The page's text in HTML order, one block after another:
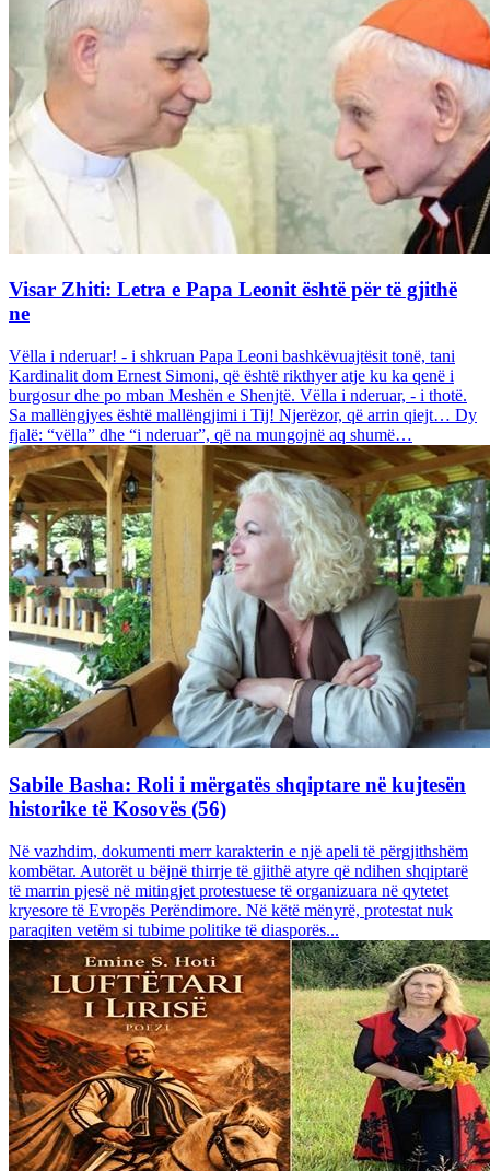
Visar Zhiti: Letra e Papa Leonit është për të gjithë
ne
Vëlla i nderuar! - i shkruan Papa Leoni bashkëvuajtësit tonë, tani
Kardinalit dom Ernest Simoni, që është rikthyer atje ku ka qenë i
burgosur dhe po mban Meshën e Shenjtë. Vëlla i nderuar, - i thotë.
Sa mallëngjyes është mallëngjimi i Tij! Njerëzor, që arrin qiejt… Dy
fjalë: “vëlla” dhe “i nderuar”, që na mungojnë aq shumë…
Sabile Basha: Roli i mërgatës shqiptare në kujtesën
historike të Kosovës (56)
Në vazhdim, dokumenti merr karakterin e një apeli të përgjithshëm
kombëtar. Autorët u bëjnë thirrje të gjithë atyre që ndihen shqiptarë
të marrin pjesë në mitingjet protestuese të organizuara në qytetet
kryesore të Evropës Perëndimore. Në këtë mënyrë, protestat nuk
paraqiten vetëm si tubime politike të diasporës...